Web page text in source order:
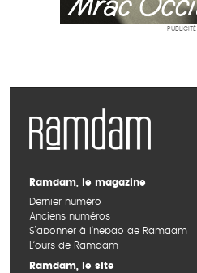
PUBLICITÉ
Ramdam, le magazine
Dernier numéro
Anciens numéros
S’abonner à l’hebdo de Ramdam
L’ours de Ramdam
Ramdam, le site